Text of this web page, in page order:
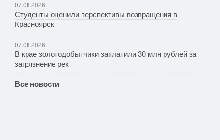
07.08.2026
Студенты оценили перспективы возвращения в
Красноярск
07.08.2026
В крае золотодобытчики заплатили 30 млн рублей за
загрязнение рек
Все новости